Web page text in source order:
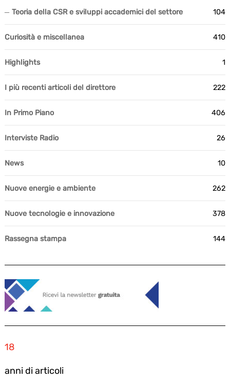
Teoria della CSR e sviluppi accademici del settore 104
Curiosità e miscellanea 410
Highlights 1
I più recenti articoli del direttore 222
In Primo Piano 406
Interviste Radio 26
News 10
Nuove energie e ambiente 262
Nuove tecnologie e innovazione 378
Rassegna stampa 144
18
anni di articoli